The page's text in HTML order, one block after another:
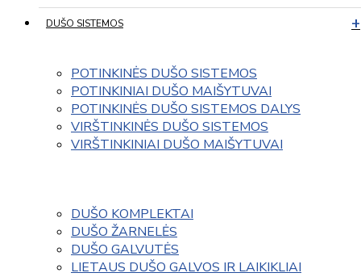
DUŠO SISTEMOS
POTINKINĖS DUŠO SISTEMOS
POTINKINIAI DUŠO MAIŠYTUVAI
POTINKINĖS DUŠO SISTEMOS DALYS
VIRŠTINKINĖS DUŠO SISTEMOS
VIRŠTINKINIAI DUŠO MAIŠYTUVAI
DUŠO KOMPLEKTAI
DUŠO ŽARNELĖS
DUŠO GALVUTĖS
LIETAUS DUŠO GALVOS IR LAIKIKLIAI